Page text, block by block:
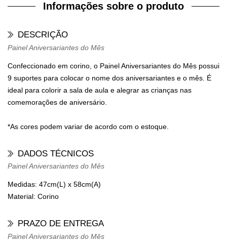
Informações sobre o produto
DESCRIÇÃO
Painel Aniversariantes do Mês
Confeccionado em corino, o Painel Aniversariantes do Mês possui
9 suportes para colocar o nome dos aniversariantes e o mês. É
ideal para colorir a sala de aula e alegrar as crianças nas
comemorações de aniversário.
*As cores podem variar de acordo com o estoque.
DADOS TÉCNICOS
Painel Aniversariantes do Mês
Medidas: 47cm(L) x 58cm(A)
Material: Corino
PRAZO DE ENTREGA
Painel Aniversariantes do Mês